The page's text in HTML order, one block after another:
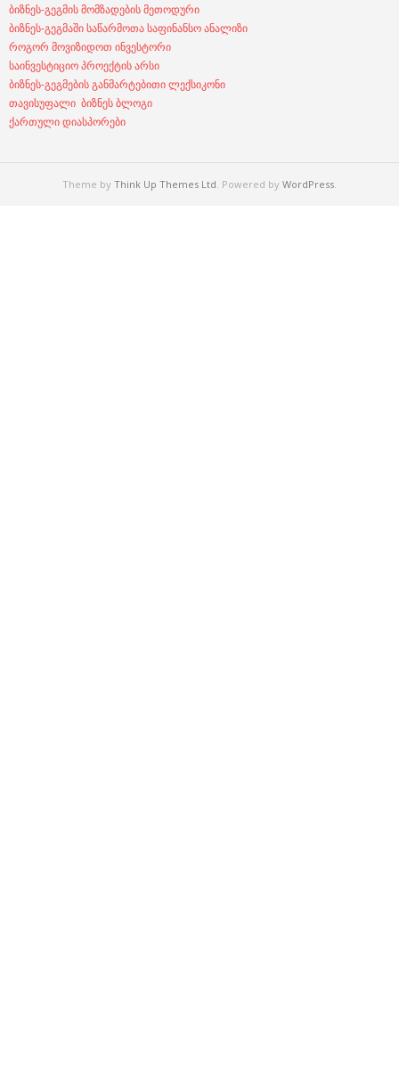
ბიზნეს-გეგმის მომზადების მეთოდური
ბიზნეს-გეგმაში საწარმოთა საფინანსო ანალიზი
როგორ მოვიზიდოთ ინვესტორი
საინვესტიციო პროექტის არსი
ბიზნეს-გეგმების განმარტებითი ლექსიკონი
თავისუფალი ბიზნეს ბლოგი
ქართული დიასპორები
Theme by Think Up Themes Ltd . Powered by WordPress